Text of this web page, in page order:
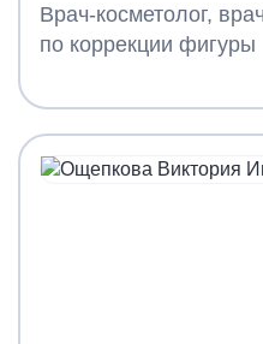
Врач-косметолог,
по коррекции фигуры